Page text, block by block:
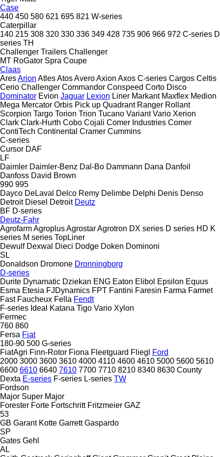
Case
440 450 580 621 695 821 W-series
Caterpillar
140 215 308 320 330 336 349 428 735 906 966 972 C-series D
series TH
Challenger Trailers Challenger
MT RoGator Spra Coupe
Claas
AresArion AtlesAtosAveroAxion Axos C-series Cargos Celtis
Cerio Challenger Commandor Conspeed Corto Disco
Dominator Evion Jaguar Lexion Liner Markant Maxflex Medion
Mega Mercator Orbis Pick up Quadrant Ranger Rollant
Scorpion Targo Torion Trion Tucano Variant Vario Xerion
Clark Clark-Hurth Cobo Cojali Comer Industries Comer
ContiTech Continental Cramer Cummins
C-series
Cursor DAF
LF
Daimler Daimler-Benz Dal-Bo Dammann Dana Danfoil
Danfoss David Brown
990 995
Dayco DeLaval Delco Remy Delimbe Delphi Denis Denso
Detroit Diesel Detroit Deutz
BF D-series
Deutz-Fahr
AgrofarmAgroplusAgrostarAgrotron DX series D series HD K
series M series TopLiner
Dewulf Dexwal Dieci Dodge Doken Dominoni
SL
Donaldson Dromone Dronningborg
D-series
Durite Dynamatic Dziekan ENG Eaton Elibol Epsilon Equus
Esma Etesia FJDynamics FPT Fantini Faresin Farma Farmet
Fast Faucheux Fella Fendt
F-series Ideal Katana Tigo Vario Xylon
Fermec
760 860
Fersa Fiat
180-90 500 G-series
FiatAgri Finn-Rotor Fiona Fleetguard Fliegl
Ford
2000 3000 3600 3610 4000 4110 4600 4610 5000 5600 5610
6600 6610 6640 7610 7700 7710 8210 8340 8630 County
Dexta E-series F-series L-series TW
Fordson
Major Super Major
Forester Forte Fortschritt Fritzmeier GAZ
53
GB Garant Kotte Garrett Gaspardo
SP
Gates Gehl
AL